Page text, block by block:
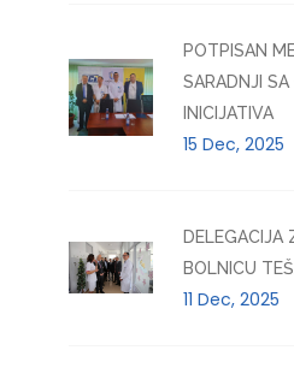
POTPISAN
SARADNJI
INICIJATIVA
15 Dec, 2025
DELEGACIJA
BOLNICU
11 Dec, 2025